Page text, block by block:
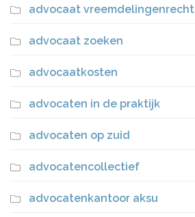
advocaat vreemdelingenrecht
advocaat zoeken
advocaatkosten
advocaten in de praktijk
advocaten op zuid
advocatencollectief
advocatenkantoor aksu